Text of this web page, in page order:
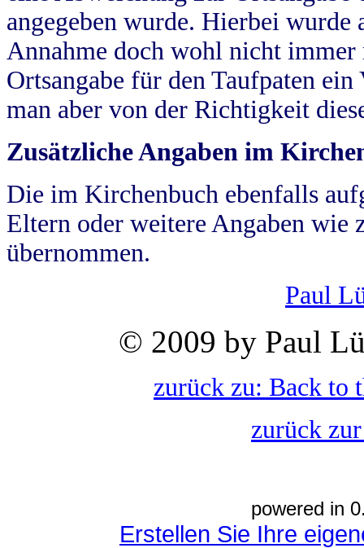
angegeben wurde. Hierbei wurde
Annahme doch wohl nicht
Ortsangabe für den Taufpaten
man aber von der Richtigkeit
Zusätzliche Angaben im
Die im Kirchenbuch ebenfalls
Eltern oder weitere Angaben wie
übernommen.
Paul
© 2009 by Paul
zurück zu: Back to
zurück
powered in
Erstellen Sie Ihre